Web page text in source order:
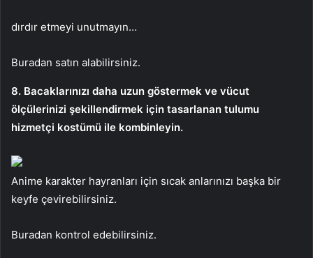
dırdır etmeyi unutmayın…
Buradan satın alabilirsiniz.
8. Bacaklarınızı daha uzun göstermek ve vücut
ölçülerinizi şekillendirmek için tasarlanan tulumu
hizmetçi kostümü ile kombinleyin.
Anime karakter hayranları için sıcak anlarınızı başka bir
keyfe çevirebilirsiniz.
Buradan kontrol edebilirsiniz.